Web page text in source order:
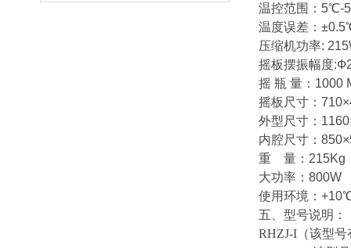
温控范围：5℃-
温度误差：
压缩机功率:
摇板摆振幅度
摇 瓶 量：1000
摇板尺寸：
外型尺寸：
内腔尺寸：
重 量：215Kg
大功率：800W
使用环境：
五、型号说明：
RHZJ-I（该型